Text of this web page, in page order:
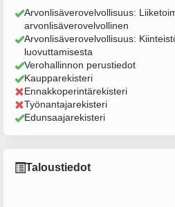
Arvonlisäverovelvollisuus:
arvonlisäverovelvollinen
Arvonlisäverovelvollisuus:
luovuttamisesta
Verohallinnon perustiedot
Kaupparekisteri
Ennakkoperintärekisteri
Työnantajarekisteri
Edunsaajarekisteri
Taloustiedot